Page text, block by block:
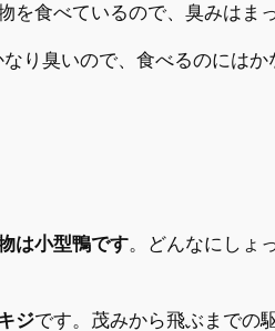
を食べているので、臭みはま
り臭いので、食べるのには
は小型鴨です。どんなにしょ
ジです。茂みから飛ぶまでの